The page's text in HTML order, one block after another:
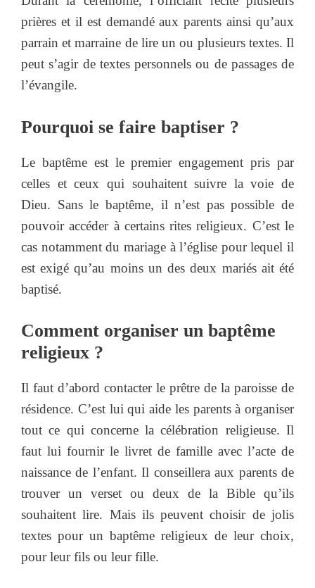
prières et il est demandé aux parents ainsi qu’aux
parrain et marraine de lire un ou plusieurs textes. Il
peut s’agir de textes personnels ou de passages de
l’évangile.
Pourquoi se faire baptiser ?
Le baptême est le premier engagement pris par
celles et ceux qui souhaitent suivre la voie de
Dieu. Sans le baptême, il n’est pas possible de
pouvoir accéder à certains rites religieux. C’est le
cas notamment du mariage à l’église pour lequel il
est exigé qu’au moins un des deux mariés ait été
baptisé.
Comment organiser un baptême
religieux ?
Il faut d’abord contacter le prêtre de la paroisse de
résidence. C’est lui qui aide les parents à organiser
tout ce qui concerne la célébration religieuse. Il
faut lui fournir le livret de famille avec l’acte de
naissance de l’enfant. Il conseillera aux parents de
trouver un verset ou deux de la Bible qu’ils
souhaitent lire. Mais ils peuvent choisir de jolis
textes pour un baptême religieux de leur choix,
pour leur fils ou leur fille.